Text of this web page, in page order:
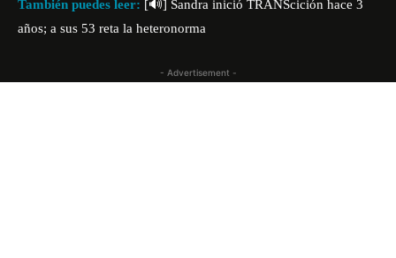
También puedes leer: [🔊] Sandra inició TRANScición hace 3
años; a sus 53 reta la heteronorma
- Advertisement -